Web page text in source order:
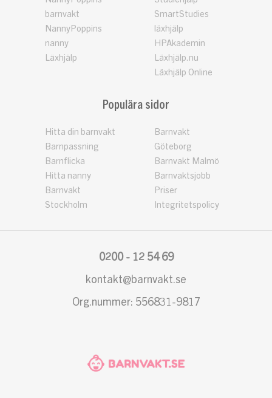
barnvakt
NannyPoppins
nanny
Läxhjälp
SmartStudies
läxhjälp
HPAkademin
Läxhjälp.nu
Läxhjälp Online
Populära sidor
Hitta din barnvakt
Barnpassning
Barnflicka
Hitta nanny
Barnvakt
Stockholm
Barnvakt
Göteborg
Barnvakt Malmö
Barnvaktsjobb
Priser
Integritetspolicy
kontakt@barnvakt.se
0200 - 12 54 69
Org.nummer: 556831-9817